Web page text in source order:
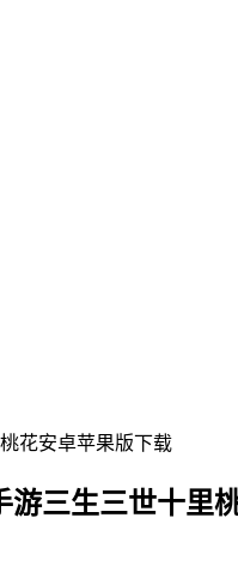
三生三世十里